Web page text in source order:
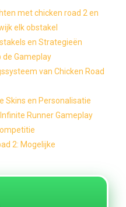
met chicken road 2 en
elk obstakel
en Strategieën
de Gameplay
van Chicken Road
Skins en Personalisatie
Runner Gameplay
2: Mogelijke